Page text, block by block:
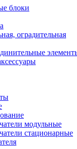
блоки
оградительная
модульные
стационарные